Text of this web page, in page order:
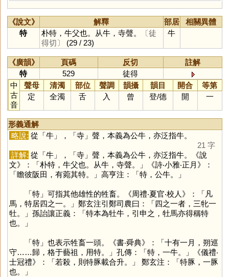
《說文》 解釋 部居
相關異體
特
朴特，牛父也。从牛，寺聲。
〔徒
得切〕
(29 / 23)
牛
《廣韻》 頁碼 反切
註解
特
529
徒得
中
古
音
聲母 清濁 部位 聲調 韻攝 韻目 開合
等第
定
全濁 舌 入 曾 登/德 開 一
形義通解
略說: 從「牛」，「寺」聲，本義為公牛，亦泛指牛。
21 字
詳解: 從「牛」，「寺」聲，本義為公牛，亦泛指牛。《說
文》：「朴特，牛父也。从牛，寺聲。」《詩‧小雅‧正月》：
「瞻彼阪田，有菀其特。」高亨注：「特，公牛。」
「特」可指其他雄性的牲畜。《周禮‧夏官‧校人》：「凡
馬，特居四之一。」鄭玄注引鄭司農曰：「四之一者，三牝一
牡。」孫詒讓正義：「特本為牡牛，引申之，牡馬亦得稱特
也。」
「特」也表示牲畜一頭。《書‧舜典》：「十有一月，朔巡
守……歸，格于藝祖，用特。」孔傳：「特，一牛。」《儀禮‧
士冠禮》：「若殺，則特豚載合升。」 鄭玄注：「特豚，一豚
也。」